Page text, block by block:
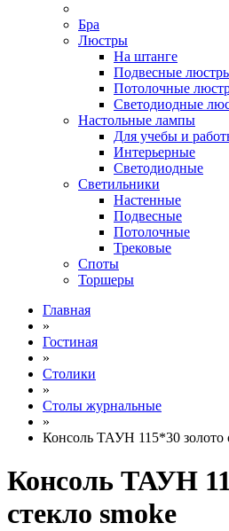
Бра
Люстры
На штанге
Подвесные
Потолочные
Светодиодные
Настольные лампы
Для учебы и
Интерьерные
Светодиодные
Светильники
Настенные
Подвесные
Потолочные
Трековые
Споты
Торшеры
Главная
»
Гостиная
»
Столики
»
Столы журнальные
»
Консоль ТАУН 115*30 золото
Консоль ТАУН
стекло smoke